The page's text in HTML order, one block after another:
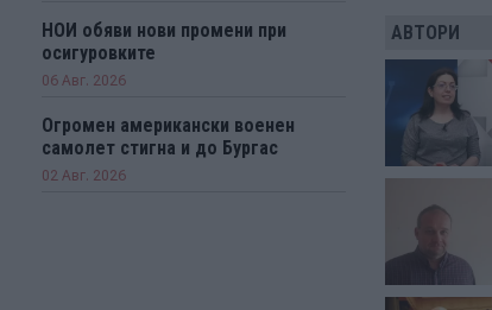
НОИ обяви нови промени при
осигуровките
06 Авг. 2026
Огромен американски военен
самолет стигна и до Бургас
02 Авг. 2026
АВТОРИ